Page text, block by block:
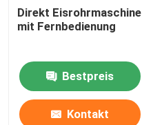
Direkt Eisrohrmaschine
mit Fernbedienung
Bestpreis
Kontakt